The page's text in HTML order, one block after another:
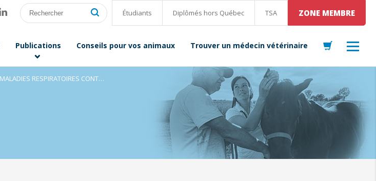
Étudiants Diplômés hors Québec TSA ZONE MEMBRE
Publications Conseils pour vos animaux Trouver un médecin vétérinaire
AVIS DE VIGILANCE - MALADIES RESPIRATOIRES CONTAGIEUSES CANINES ET FÉLINES